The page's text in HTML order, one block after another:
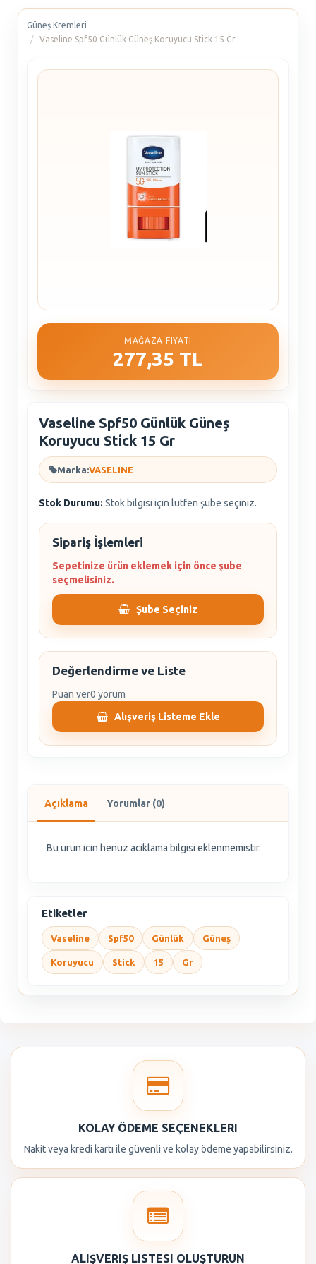
Güneş Kremleri
Vaseline Spf50 Günlük Güneş Koruyucu Stick 15 Gr
MAĞAZA FIYATI
277,35 TL
Vaseline Spf50 Günlük Güneş
Koruyucu Stick 15 Gr
Marka:VASELINE
Stok Durumu: Stok bilgisi için lütfen şube seçiniz.
Sipariş İşlemleri
Sepetinize ürün eklemek için önce şube
seçmelisiniz.
Şube Seçiniz
Değerlendirme ve Liste
Puan ver0 yorum
Alışveriş Listeme Ekle
Açıklama Yorumlar (0)
Bu urun icin henuz aciklama bilgisi eklenmemistir.
Etiketler
Vaseline Spf50 Günlük Güneş
Koruyucu Stick 15 Gr
KOLAY ÖDEME SEÇENEKLERI
Nakit veya kredi kartı ile güvenli ve kolay ödeme yapabilirsiniz.
ALIŞVERIŞ LISTESI OLUŞTURUN